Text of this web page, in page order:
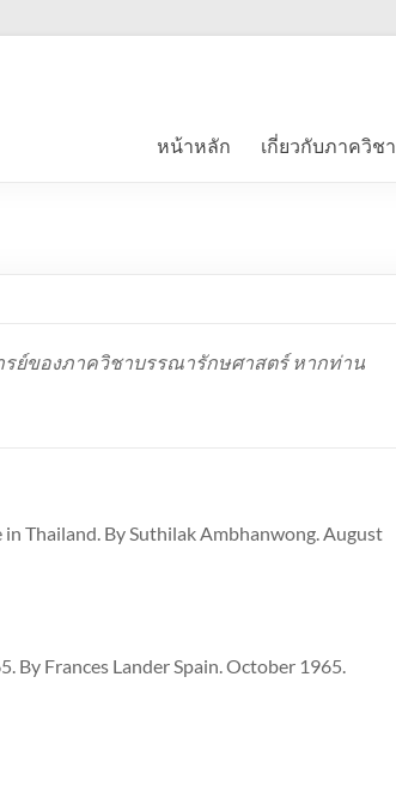
หน้าหลัก เกี่ยวกับภาควิชา
ย์ของภาควิชาบรรณารักษศาสตร์ หากท่าน
Thailand. By Suthilak Ambhanwong. August
By Frances Lander Spain. October 1965.